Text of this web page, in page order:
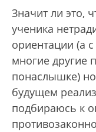
Значит ли это,
ученика
ориентации (а
многие другие
понаслышке)
будущем
подбираюсь к